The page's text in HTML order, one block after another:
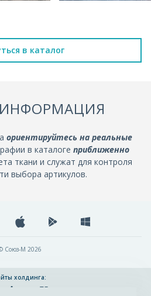
в каталог
ориентируйтесь на реальные
в каталоге приближенно
ткани и служат для контроля
выбора артикулов.
Союз-М 2026
холдинга: